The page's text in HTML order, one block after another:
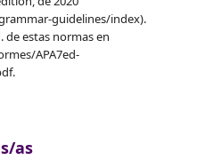
guidelines/index).
de estas normas en
APA7ed-
as